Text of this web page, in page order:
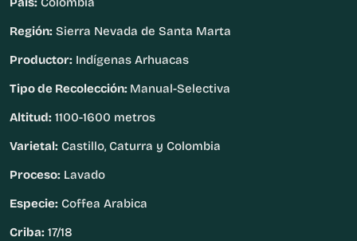
Región: Sierra Nevada de Santa Marta
Productor: Indígenas Arhuacas
Tipo de Recolección: Manual-Selectiva
Altitud: 1100-1600 metros
Varietal: Castillo, Caturra y Colombia
Proceso: Lavado
Especie: Coffea Arabica
Criba: 17/18